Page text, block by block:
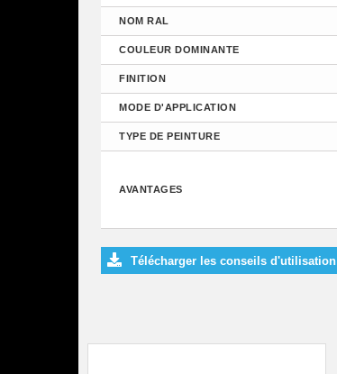
NOM RAL
COULEUR DOMINANTE
FINITION
MODE D'APPLICATION
TYPE DE PEINTURE
AVANTAGES
Télécharger les conseils d'utilisation